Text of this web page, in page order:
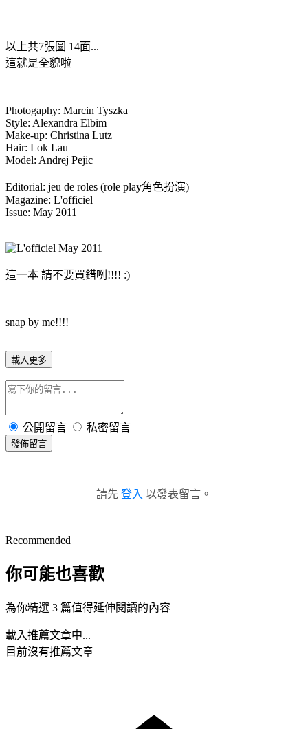
以上共7張圖 14面...
這就是全貌啦
Photogaphy: Marcin Tyszka
Style: Alexandra Elbim
Make-up: Christina Lutz
Hair: Lok Lau
Model: Andrej Pejic
Editorial: jeu de roles (role play角色扮演)
Magazine: L'officiel
Issue: May 2011
這一本 請不要買錯咧!!!! :)
snap by me!!!!
載入更多
公開留言 私密留言
發佈留言
請先 登入 以發表留言。
Recommended
你可能也喜歡
為你精選 3 篇值得延伸閱讀的內容
載入推薦文章中...
目前沒有推薦文章